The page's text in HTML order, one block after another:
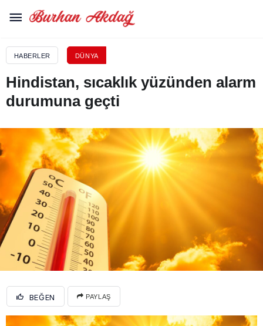
HABERLER DÜNYA
Hindistan, sıcaklık yüzünden alarm
durumuna geçti
BEĞEN PAYLAŞ